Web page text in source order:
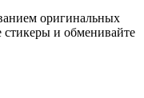
оригинальных
стикеры и обменивайте